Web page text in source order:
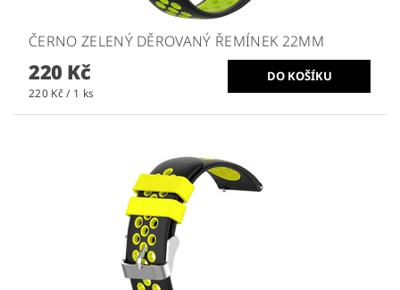
ČERNO ZELENÝ DĚROVANÝ ŘEMÍNEK 22MM
220 Kč
220 Kč / 1 ks